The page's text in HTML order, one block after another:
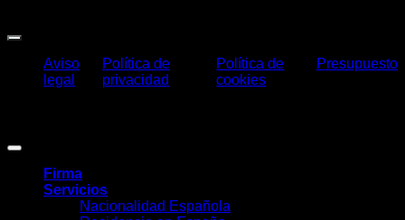
Aviso
legal
Política de
privacidad
Política de
cookies
Presupuesto
Firma
Servicios
Nacionalidad Española